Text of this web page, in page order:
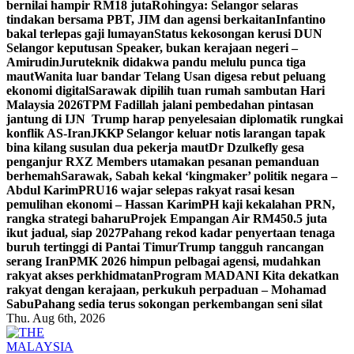
bernilai hampir RM18 jutaRohingya: Selangor selaras
tindakan bersama PBT, JIM dan agensi berkaitanInfantino
bakal terlepas gaji lumayanStatus kekosongan kerusi DUN
Selangor keputusan Speaker, bukan kerajaan negeri –
AmirudinJuruteknik didakwa pandu melulu punca tiga
mautWanita luar bandar Telang Usan digesa rebut peluang
ekonomi digitalSarawak dipilih tuan rumah sambutan Hari
Malaysia 2026TPM Fadillah jalani pembedahan pintasan
jantung di IJN Trump harap penyelesaian diplomatik rungkai
konflik AS-IranJKKP Selangor keluar notis larangan tapak
bina kilang susulan dua pekerja mautDr Dzulkefly gesa
penganjur RXZ Members utamakan pesanan pemanduan
berhemahSarawak, Sabah kekal ‘kingmaker’ politik negara –
Abdul KarimPRU16 wajar selepas rakyat rasai kesan
pemulihan ekonomi – Hassan KarimPH kaji kekalahan PRN,
rangka strategi baharuProjek Empangan Air RM450.5 juta
ikut jadual, siap 2027Pahang rekod kadar penyertaan tenaga
buruh tertinggi di Pantai TimurTrump tangguh rancangan
serang IranPMK 2026 himpun pelbagai agensi, mudahkan
rakyat akses perkhidmatanProgram MADANI Kita dekatkan
rakyat dengan kerajaan, perkukuh perpaduan – Mohamad
SabuPahang sedia terus sokongan perkembangan seni silat
Thu. Aug 6th, 2026